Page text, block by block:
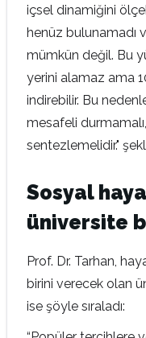
içsel dinamiğini
henüz bulunamadı
mümkün değil. Bu
yerini alamaz ama
indirebilir. Bu
mesafeli
sentezlemelidir."
Sosyal
üniversite
Prof. Dr. Tarhan,
birini verecek olan
ise şöyle sıraladı: